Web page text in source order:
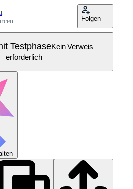
Folgen
TestphaseKein Verweis
erforderlich